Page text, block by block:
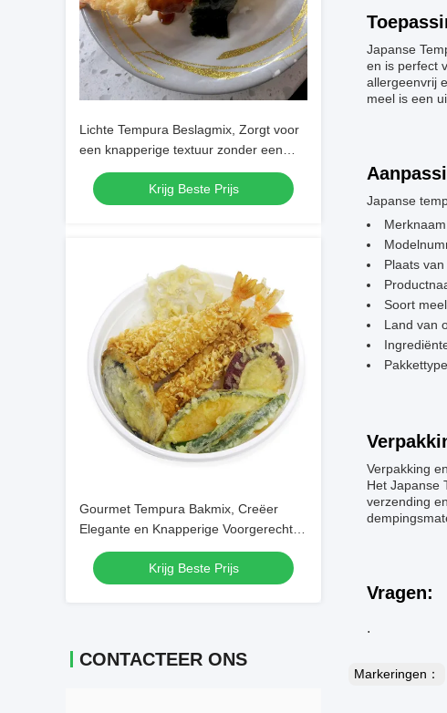
Lichte Tempura Beslagmix, Zorgt voor
een knapperige textuur zonder een
zwaar, vettig gevoel, voor
gezondheidsbewust koken
Krijg Beste Prijs
Gourmet Tempura Bakmix, Creëer
Elegante en Knapperige Voorgerechten
en Hoofdgerechten met een
Professionele Touch
Krijg Beste Prijs
CONTACTEER ONS
Japanse
en is perfect
allergeenvrij
meel is een
Japanse
Plaats
Soort
Land van
Verpakking
Het Japanse
verzending
Vragen:
.
Markeringen：